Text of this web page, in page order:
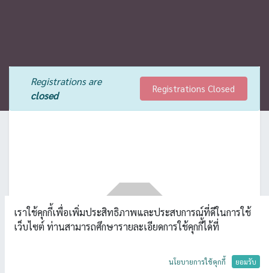
Registrations are
closed
Registrations Closed
เราใช้คุกกี้เพื่อเพิ่มประสิทธิภาพและประสบการณ์ที่ดีในการใช้
เว็บไซต์ ท่านสามารถศึกษารายละเอียดการใช้คุกกี้ได้ที่
นโยบายการใช้คุกกี้ ยอมรับ